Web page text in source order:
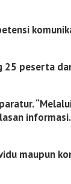
peserta
maupun